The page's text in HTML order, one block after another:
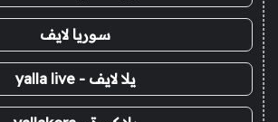
سوريا لايف
يلا لايف - yalla live